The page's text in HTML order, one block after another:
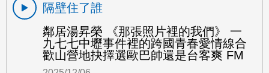
隔壁住了誰
鄰居湯昇榮 《那張照片裡的我們》 一
九七七中壢事件裡的跨國青春愛情線合
歡山營地抉擇選歐巴帥還是台客爽 FM